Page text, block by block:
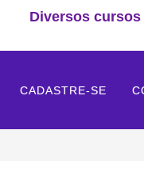
Diversos
CADASTRE-SE